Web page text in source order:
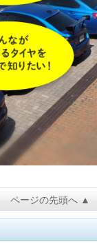
ページの先頭へ ▲